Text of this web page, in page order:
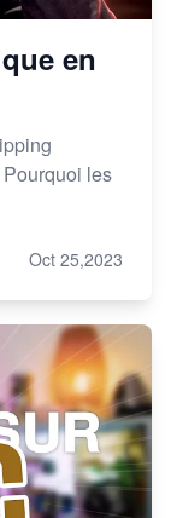
en
les
Oct 25,2023